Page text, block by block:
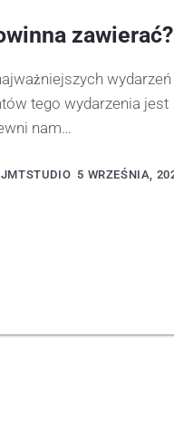
zawierać?
wydarzeń
tego wydarzenia jest
nam…
5 WRZEŚNIA,
JMTSTUDIO